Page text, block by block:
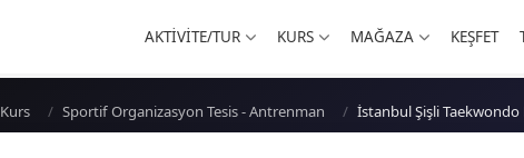
AKTİVİTE/TUR KURS MAĞAZA KEŞFET
Kurs Sportif Organizasyon Tesis - Antrenman İstanbul Şişli Taekwondo